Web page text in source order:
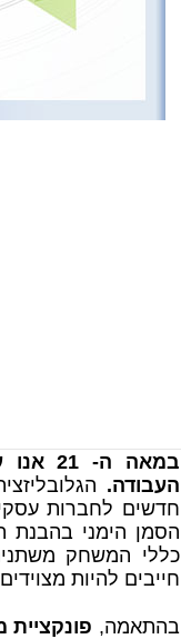
במאה
העבודה.
חדשים לחברות
הסמן הימני בהבנת
כללי המשחק
חייבים להיות
בהתאמה,